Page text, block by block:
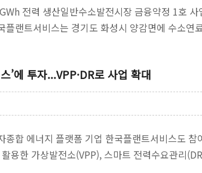
전력 생산일반수소발전시장 금융약정 1호
랜트서비스는 경기도 화성시 양감면에 수소
’에 투자...VPP·DR로 사업 확대
합 에너지 플랫폼 기업 한국플랜트서비스도
용한 가상발전소(VPP), 스마트 전력수요관리